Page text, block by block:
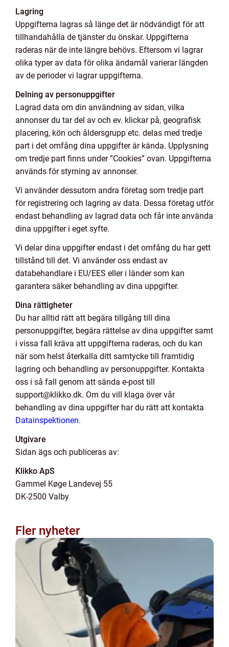
Lagring
Uppgifterna lagras så länge det är nödvändigt för att
tillhandahålla de tjänster du önskar. Uppgifterna
raderas när de inte längre behövs. Eftersom vi lagrar
olika typer av data för olika ändamål varierar längden
av de perioder vi lagrar uppgifterna.
Delning av personuppgifter
Lagrad data om din användning av sidan, vilka
annonser du tar del av och ev. klickar på, geografisk
placering, kön och åldersgrupp etc. delas med tredje
part i det omfång dina uppgifter är kända. Upplysning
om tredje part finns under ”Cookies” ovan. Uppgifterna
används för styrning av annonser.
Vi använder dessutom andra företag som tredje part
för registrering och lagring av data. Dessa företag utför
endast behandling av lagrad data och får inte använda
dina uppgifter i eget syfte.
Vi delar dina uppgifter endast i det omfång du har gett
tillstånd till det. Vi använder oss endast av
databehandlare i EU/EES eller i länder som kan
garantera säker behandling av dina uppgifter.
Dina rättigheter
Du har alltid rätt att begära tillgång till dina
personuppgifter, begära rättelse av dina uppgifter samt
i vissa fall kräva att uppgifterna raderas, och du kan
när som helst återkalla ditt samtycke till framtidig
lagring och behandling av personuppgifter. Kontakta
oss i så fall genom att sända e-post till
support@klikko.dk. Om du vill klaga över vår
behandling av dina uppgifter har du rätt att kontakta
Datainspektionen.
Utgivare
Sidan ägs och publiceras av:
Klikko ApS
Gammel Køge Landevej 55
DK-2500 Valby
Fler nyheter